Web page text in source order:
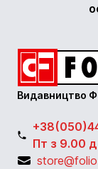
Видавництво
Пт з 9.00